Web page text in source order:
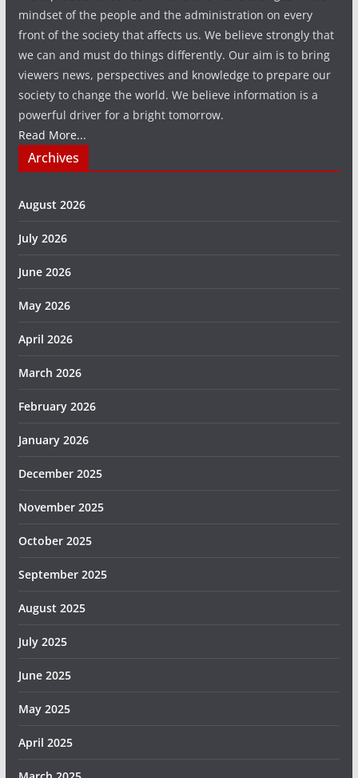
mindset of the people and the administration on every
front of the society that affects us. We believe strongly that
we can and must do things differently. Our aim is to bring
viewers news, perspectives and knowledge to prepare our
society to change the world. We believe information is a
powerful driver for a bright tomorrow.
Read More...
Archives
August 2026
July 2026
June 2026
May 2026
April 2026
March 2026
February 2026
January 2026
December 2025
November 2025
October 2025
September 2025
August 2025
July 2025
June 2025
May 2025
April 2025